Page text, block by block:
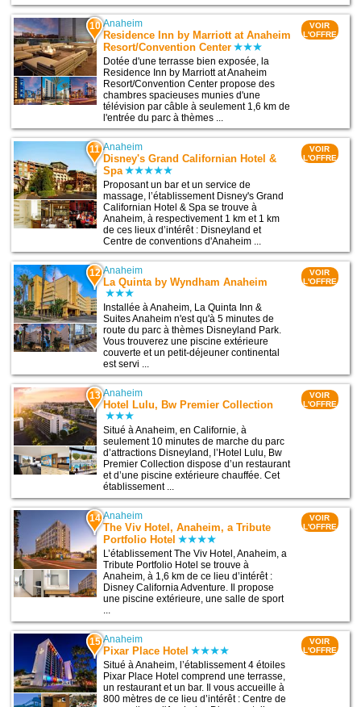
10 Anaheim
Residence Inn by Marriott at Anaheim
Resort/Convention Center
Dotée d'une terrasse bien exposée, la
Residence Inn by Marriott at Anaheim
Resort/Convention Center propose des
chambres spacieuses munies d'une
télévision par câble à seulement 1,6 km de
l'entrée du parc à thèmes ...
VOIR
L'OFFRE
11 Anaheim
Disney's Grand Californian Hotel &
Spa
Proposant un bar et un service de
massage, l’établissement Disney's Grand
Californian Hotel & Spa se trouve à
Anaheim, à respectivement 1 km et 1 km
de ces lieux d’intérêt : Disneyland et
Centre de conventions d'Anaheim ...
VOIR
L'OFFRE
12 Anaheim
La Quinta by Wyndham Anaheim
Installée à Anaheim, La Quinta Inn &
Suites Anaheim n'est qu'à 5 minutes de
route du parc à thèmes Disneyland Park.
Vous trouverez une piscine extérieure
couverte et un petit-déjeuner continental
est servi ...
VOIR
L'OFFRE
13 Anaheim
Hotel Lulu, Bw Premier Collection
Situé à Anaheim, en Californie, à
seulement 10 minutes de marche du parc
d’attractions Disneyland, l’Hotel Lulu, Bw
Premier Collection dispose d’un restaurant
et d’une piscine extérieure chauffée. Cet
établissement ...
VOIR
L'OFFRE
14 Anaheim
The Viv Hotel, Anaheim, a Tribute
Portfolio Hotel
L’établissement The Viv Hotel, Anaheim, a
Tribute Portfolio Hotel se trouve à
Anaheim, à 1,6 km de ce lieu d’intérêt :
Disney California Adventure. Il propose
une piscine extérieure, une salle de sport
...
VOIR
L'OFFRE
15 Anaheim
Pixar Place Hotel
Situé à Anaheim, l’établissement 4 étoiles
Pixar Place Hotel comprend une terrasse,
un restaurant et un bar. Il vous accueille à
800 mètres de ce lieu d’intérêt : Centre de
VOIR
L'OFFRE